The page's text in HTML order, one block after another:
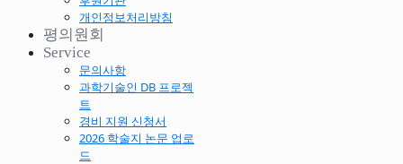
개인정보처리방침
평의원회
Service
문의사항
과학기술인 DB 프로젝
트
경비 지원 신청서
2026 학술지 논문 업로
드